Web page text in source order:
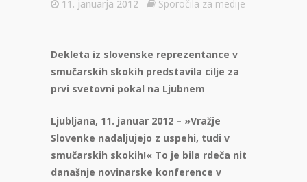
11. januarja 2012 Sporočila za medije
Dekleta iz slovenske reprezentance v
smučarskih skokih predstavila cilje za
prvi svetovni pokal na Ljubnem
Ljubljana, 11. januar 2012 – »Vražje
Slovenke nadaljujejo z uspehi, tudi v
smučarskih skokih!« To je bila rdeča nit
današnje novinarske konference v